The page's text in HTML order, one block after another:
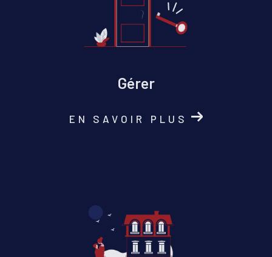
Gérer
EN SAVOIR PLUS